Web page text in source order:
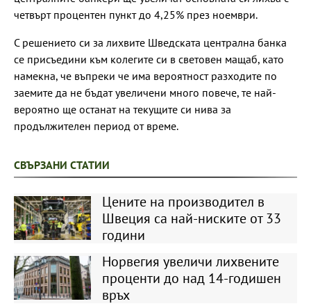
четвърт процентен пункт до 4,25% през ноември.
С решението си за лихвите Шведската централна банка
се присъедини към колегите си в световен мащаб, като
намекна, че въпреки че има вероятност разходите по
заемите да не бъдат увеличени много повече, те най-
вероятно ще останат на текущите си нива за
продължителен период от време.
СВЪРЗАНИ СТАТИИ
Цените на производител в
Швеция са най-ниските от 33
години
Норвегия увеличи лихвените
проценти до над 14-годишен
връх